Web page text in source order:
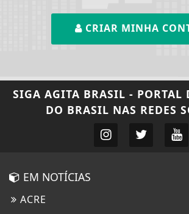
CRIAR MINHA
SIGA AGITA BRASIL - PORTAL
DO BRASIL NAS REDES
EM NOTÍCIAS
ACRE